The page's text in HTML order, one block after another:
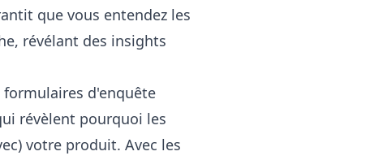
que vous entendez les
révélant des insights
d'enquête
révèlent pourquoi les
votre produit. Avec les